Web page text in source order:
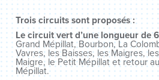
Trois circuits sont proposés :
Le circuit vert d’une longueur de
Grand Mépillat, Bourbon, La
Vavres, les Baisses, les Maigres,
Maigre, le Petit Mépillat et retour
Mépillat.